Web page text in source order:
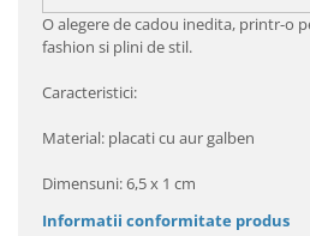
O alegere de cadou inedita, printr-o
fashion si plini de stil.
Caracteristici:
Material: placati cu aur galben
Dimensuni: 6,5 x 1 cm
Informatii conformitate produs